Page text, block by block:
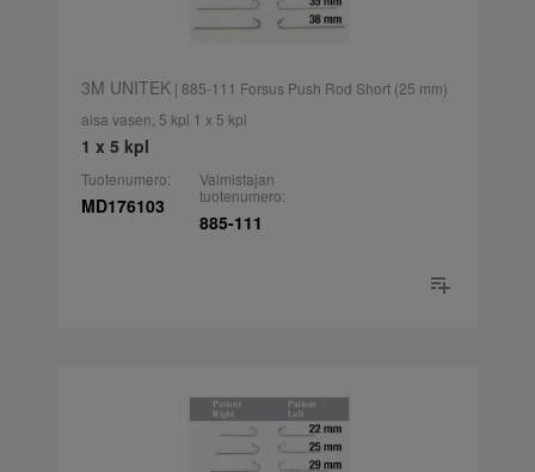
3M UNITEK| 885-111 Forsus Push Rod Short (25 mm)
aisa vasen, 5 kpl 1 x 5 kpl
1 x 5 kpl
Tuotenumero:
MD176103
Valmistajan
tuotenumero:
885-111